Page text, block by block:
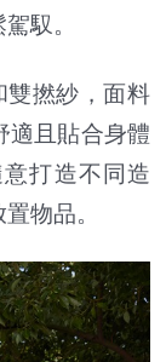
馭。
撚紗，面料
適且貼合身體
打造不同造
物品。